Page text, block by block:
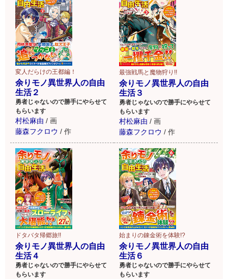
変人だらけの王都編！
余りモノ異世界人の自由
生活２
勇者じゃないので勝手にやらせて
もらいます
村松麻由 / 画
藤森フクロウ / 作
最強戦馬と魔物狩り!!
余りモノ異世界人の自由
生活３
勇者じゃないので勝手にやらせて
もらいます
村松麻由 / 画
藤森フクロウ / 作
ドタバタ帰郷旅!!
余りモノ異世界人の自由
生活４
勇者じゃないので勝手にやらせて
もらいます
始まりの錬金術を体験!?
余りモノ異世界人の自由
生活６
勇者じゃないので勝手にやらせて
もらいます